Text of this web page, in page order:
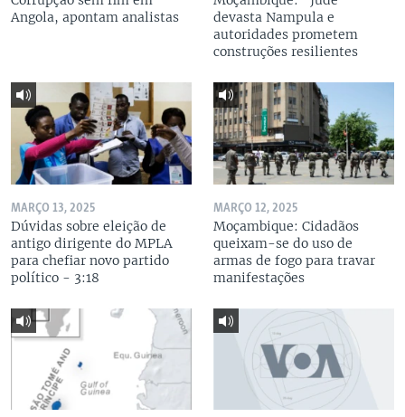
Angola, apontam analistas
devasta Nampula e
autoridades prometem
construções resilientes
MARÇO 13, 2025
Dúvidas sobre eleição de
antigo dirigente do MPLA
para chefiar novo partido
político - 3:18
MARÇO 12, 2025
Moçambique: Cidadãos
queixam-se do uso de
armas de fogo para travar
manifestações